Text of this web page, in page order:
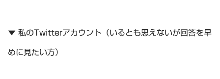
▼ 私のTwitterアカウント（いるとも思えないが回答を早
めに見たい方）